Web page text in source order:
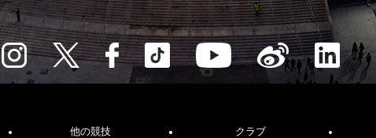
他の競技 クラブ